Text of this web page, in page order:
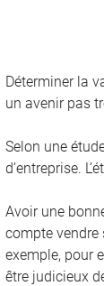
Déterminer la
un avenir pas
Selon une
d’entreprise.
Avoir une
compte vendre
exemple, pour
être judicieux